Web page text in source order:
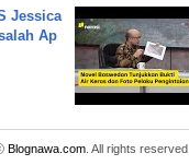
Jessica
Ap
Blognawa.com. All rights reserved.